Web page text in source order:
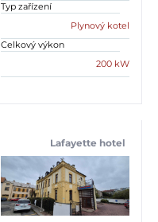
Typ zařízení
Plynový kotel
Celkový výkon
200 kW
Lafayette hotel